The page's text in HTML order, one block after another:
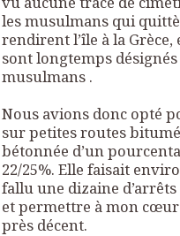
les musulmans qui
rendirent l’île à la
sont longtemps
musulmans .
Nous avions donc opté
sur petites routes
bétonnée d’un
22/25%. Elle faisait
fallu une dizaine
et permettre à mon
près décent.